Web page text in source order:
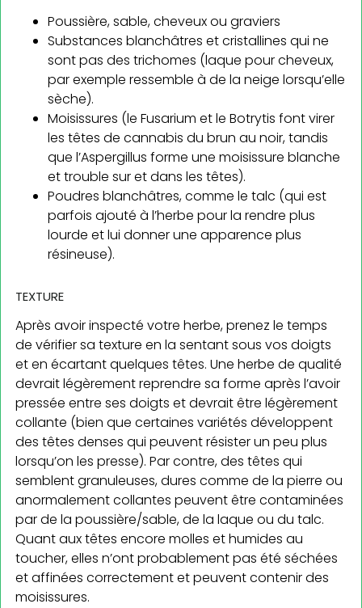
Poussière, sable, cheveux ou graviers
Substances blanchâtres et cristallines qui ne
sont pas des trichomes (laque pour cheveux,
par exemple ressemble à de la neige lorsqu’elle
sèche).
Moisissures (le Fusarium et le Botrytis font virer
les têtes de cannabis du brun au noir, tandis
que l’Aspergillus forme une moisissure blanche
et trouble sur et dans les têtes).
Poudres blanchâtres, comme le talc (qui est
parfois ajouté à l’herbe pour la rendre plus
lourde et lui donner une apparence plus
résineuse).
TEXTURE
Après avoir inspecté votre herbe, prenez le temps
de vérifier sa texture en la sentant sous vos doigts
et en écartant quelques têtes. Une herbe de qualité
devrait légèrement reprendre sa forme après l’avoir
pressée entre ses doigts et devrait être légèrement
collante (bien que certaines variétés développent
des têtes denses qui peuvent résister un peu plus
lorsqu’on les presse). Par contre, des têtes qui
semblent granuleuses, dures comme de la pierre ou
anormalement collantes peuvent être contaminées
par de la poussière/sable, de la laque ou du talc.
Quant aux têtes encore molles et humides au
toucher, elles n’ont probablement pas été séchées
et affinées correctement et peuvent contenir des
moisissures.